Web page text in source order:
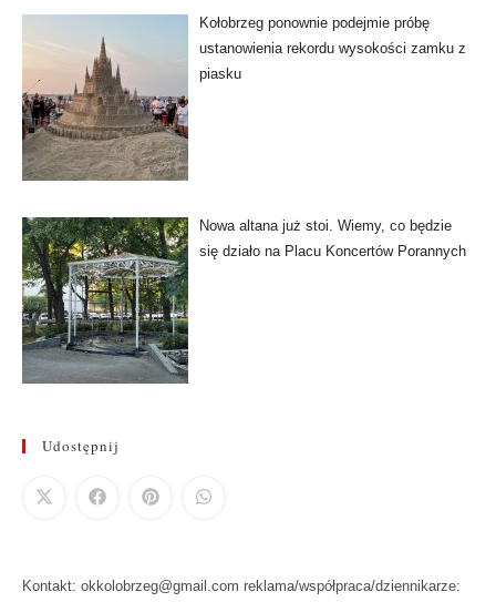
Kołobrzeg ponownie podejmie próbę
ustanowienia rekordu wysokości zamku z
piasku
Nowa altana już stoi. Wiemy, co będzie
się działo na Placu Koncertów Porannych
Udostępnij
Kontakt: okkolobrzeg@gmail.com reklama/współpraca/dziennikarze: